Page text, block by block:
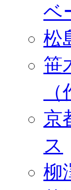
ベ
松
笹
京
ス
柳